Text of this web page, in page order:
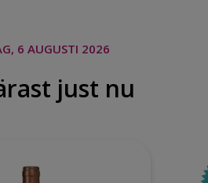
6 AUGUSTI 2026
just nu